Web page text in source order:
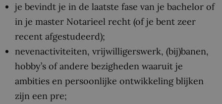
je bevindt je in de laatste fase van je bachelor of
in je master Notarieel recht (of je bent zeer
recent afgestudeerd);
nevenactiviteiten, vrijwilligerswerk, (bij)banen,
hobby’s of andere bezigheden waaruit je
ambities en persoonlijke ontwikkeling blijken
zijn een pre;